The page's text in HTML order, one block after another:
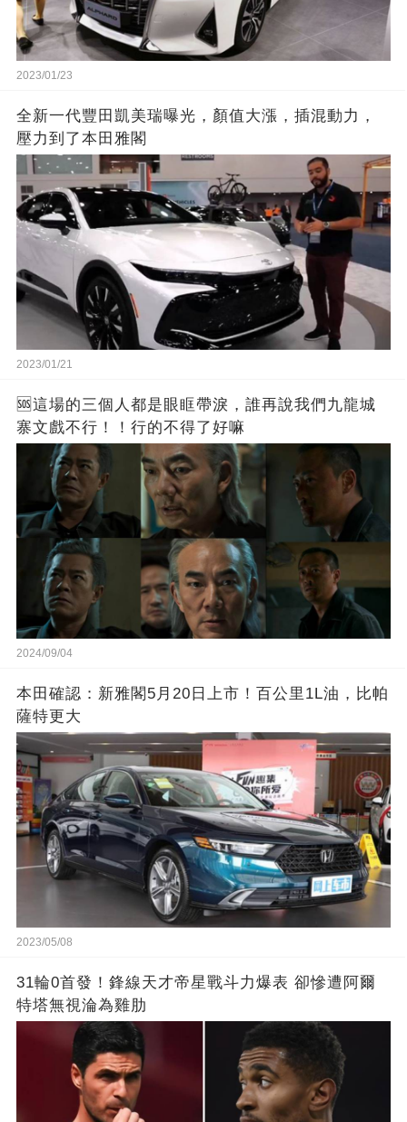
2023/01/23
全新一代豐田凱美瑞曝光，顏值大漲，插混動力，
壓力到了本田雅閣
2023/01/21
🆘這場的三個人都是眼眶帶淚，誰再說我們九龍城
寨文戲不行！！行的不得了好嘛
2024/09/04
本田確認：新雅閣5月20日上市！百公里1L油，比帕
薩特更大
2023/05/08
31輪0首發！鋒線天才帝星戰斗力爆表 卻慘遭阿爾
特塔無視淪為雞肋